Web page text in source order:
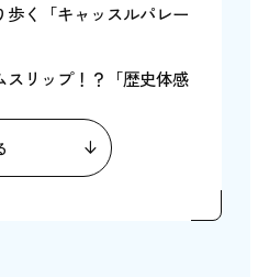
歩く「キャッスルパレー
スリップ！？「歴史体感
名行列を再現「姫路大名